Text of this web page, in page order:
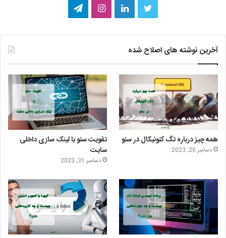
ی
ی
ت
ر
ک
ا
ی
س
ت
ا
گ
ر
م
ر
ا
م
آخرین نوشته های اصلاح شده
همه چیز درباره تگ کنونیکال در سئو
دسامبر 20, 2023
تقویت سئو با لینک سازی داخلی
سایت
دسامبر 31, 2023